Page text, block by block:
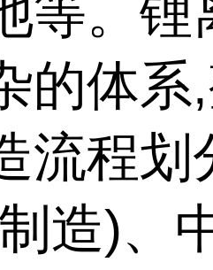
等。锂
的体系
流程划
造)、